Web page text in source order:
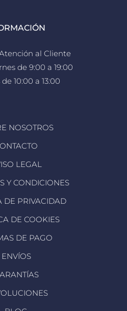
al Cliente
de 9:00 a 19:00
10:00 a 13:00
NOSOTROS
LEGAL
Y CONDICIONES
DE PRIVACIDAD
DE COOKIES
DE PAGO
ENVÍOS